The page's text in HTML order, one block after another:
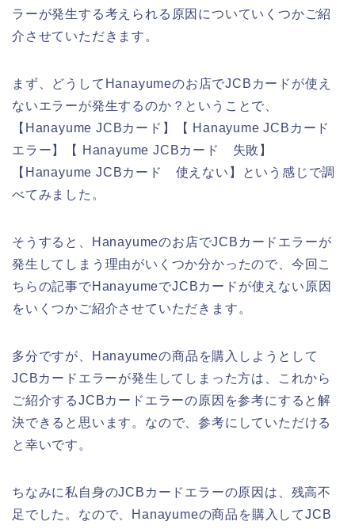
ラーが発生する考えられる原因についていくつかご紹
介させていただきます。
まず、どうしてHanayumeのお店でJCBカードが使え
ないエラーが発生するのか？ということで、
【Hanayume JCBカード】【 Hanayume JCBカード
エラー】【 Hanayume JCBカード 失敗】
【Hanayume JCBカード 使えない】という感じで調
べてみました。
そうすると、Hanayumeのお店でJCBカードエラーが
発生してしまう理由がいくつか分かったので、今回こ
ちらの記事でHanayumeでJCBカードが使えない原因
をいくつかご紹介させていただきます。
多分ですが、Hanayumeの商品を購入しようとして
JCBカードエラーが発生してしまった方は、これから
ご紹介するJCBカードエラーの原因を参考にすると解
決できると思います。なので、参考にしていただける
と幸いです。
ちなみに私自身のJCBカードエラーの原因は、残高不
足でした。なので、Hanayumeの商品を購入してJCB